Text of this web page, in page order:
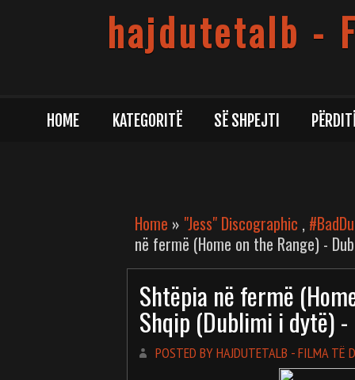
hajdutetalb -
HOME KATEGORITË SË SHPEJTI
Home » "Jess" Discographic ,
në fermë (Home on the Range) -
Shtëpia në fermë
Shqip (Dublimi i dytë) -
POSTED BY HAJDUTETALB - FILMA TË